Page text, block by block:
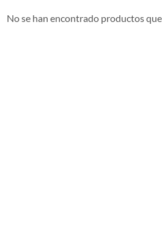
No se han encontrado productos